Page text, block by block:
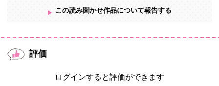
この読み聞かせ作品について報告する
評価
ログインすると評価ができます